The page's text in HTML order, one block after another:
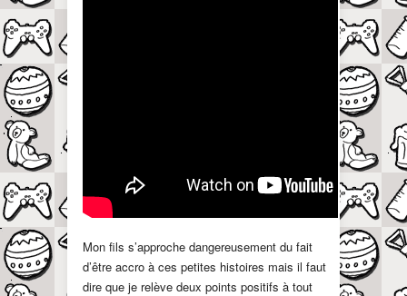
Mon fils s’approche dangereusement du fait
d’être accro à ces petites histoires mais il faut
dire que je relève deux points positifs à tout